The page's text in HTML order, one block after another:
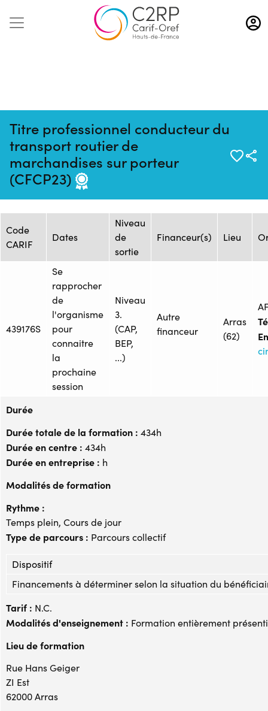
Aller
au
contenu
Titre professionnel conducteur du
transport routier de
marchandises sur porteur
(CFCP23)
Mise à jour :
14/10/2025
Formation :
2490426F
Source : AFTRAL -
Session de formation
Code
CARIF
Dates
Niveau
de
sortie
Financeur(s) Lieu
439176S
Se
rapprocher
de
l'organisme
pour
connaitre
la
prochaine
session
Niveau
3.
(CAP,
BEP,
...)
Autre
financeur
Arras
(62)
Durée
Durée totale de la formation : 434h
Durée en centre : 434h
Durée en entreprise : h
Modalités de formation
Rythme :
Temps plein, Cours de jour
Type de parcours : Parcours collectif
Dispositif
Financements à déterminer selon la situation du
Tarif : N.C.
Modalités d'enseignement : Formation entièrement
Lieu de formation
Rue Hans Geiger
ZI Est
62000 Arras